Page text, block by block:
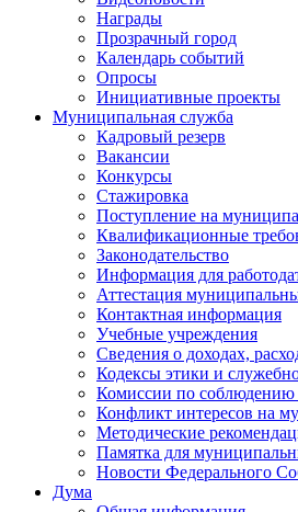
Награды
Прозрачный город
Календарь событий
Опросы
Инициативные проекты
Муниципальная служба
Кадровый резерв
Вакансии
Конкурсы
Стажировка
Поступление на
Квалификационные
Законодательство
Информация для
Аттестация
Контактная информация
Учебные учреждения
Сведения о доходах,
Кодексы этики и
Комиссии по соблюдению
Конфликт интересов на
Методические
Памятка для
Новости Федерального
Дума